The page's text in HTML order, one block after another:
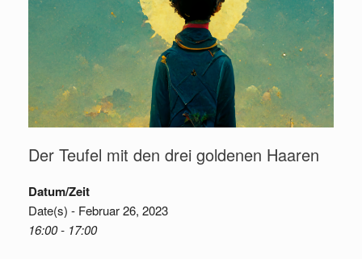
Der Teufel mit den drei goldenen Haaren
Datum/Zeit
Date(s) - Februar 26, 2023
16:00 - 17:00